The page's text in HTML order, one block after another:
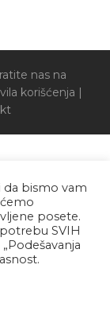
nas na
korišćenja |
da bismo vam
posete.
SVIH